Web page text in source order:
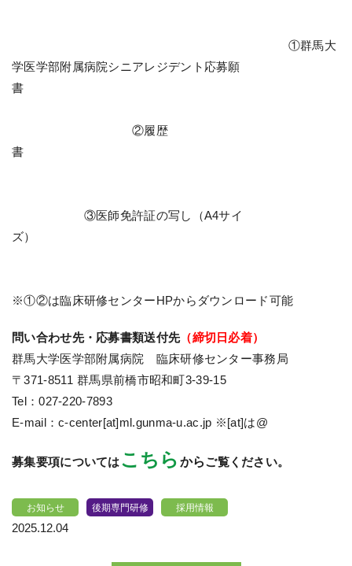
①群馬大
学医学部附属病院シニアレジデント応募願
書
②履歴
書
③医師免許証の写し（A4サイ
ズ）
※①②は臨床研修センターHPからダウンロード可能
問い合わせ先・応募書類送付先（締切日必着）
群馬大学医学部附属病院 臨床研修センター事務局
〒371-8511 群馬県前橋市昭和町3-39-15
Tel：027-220-7893
E-mail：c-center[at]ml.gunma-u.ac.jp ※[at]は@
募集要項についてはこちら からご覧ください。
お知らせ 後期専門研修 採用情報
2025.12.04